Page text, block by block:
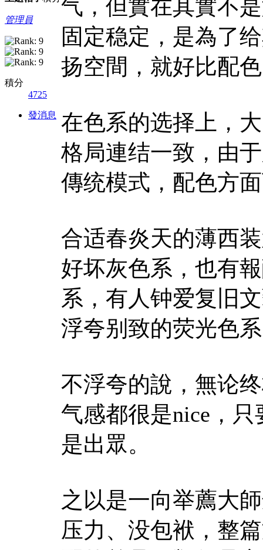
管理員
積分
4725
發消息
气，但實在其實不
固定稳定，是為了
扬空間，就好比配
在色系的选择上，
格局連结一致，由
傳统模式，配色方
合适春炎天的薄西
好坏灰色系，也有
系，有人钟爱复旧
浮夸别致的荧光色
不浮夸的說，無论
气感都很是nice，
是出眾。
之以是一向举薦大
压力、没包袱，整